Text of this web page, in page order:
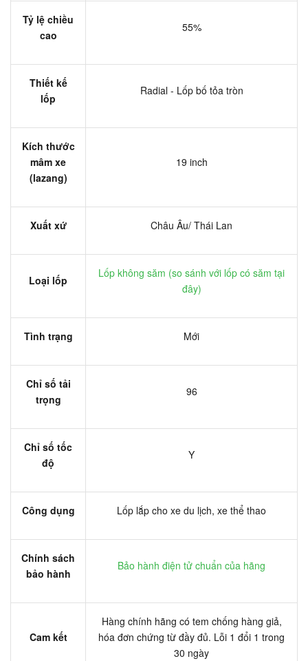
Tỷ lệ chiều
cao
55%
Thiết kế
lốp
Radial - Lốp bố tỏa tròn
Kích thước
mâm xe
(lazang)
19 inch
Xuất xứ Châu Âu/ Thái Lan
Loại lốp
Lốp không săm (so sánh với lốp có săm tại
đây)
Tình trạng Mới
Chỉ số tải
trọng
96
Chỉ số tốc
độ
Y
Công dụng Lốp lắp cho xe du lịch, xe thể thao
Chính sách
bảo hành
Bảo hành điện tử chuẩn của hãng
Cam kết
Hàng chính hãng có tem chống hàng giả,
hóa đơn chứng từ đầy đủ. Lỗi 1 đổi 1 trong
30 ngày